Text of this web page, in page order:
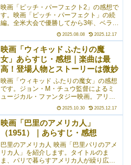
なる
映画「ピッチ・パーフェクト2」の感想で
す。映画「ピッチ・パーフェクト」の続
編。全米大会で優勝してから3年、ベラー
ズ（特に太っちょエイミー）は大きな失
態を犯し、アカペラ国内大会への出場が
禁止されてしまう。そこで、国内大会で
はなく世界大会に出場することにするの
だが――というお話。初っ端からエイミ
ーが下品なやらかしをしているのでまず
「あっ（察し）」が入るんですが、前作
に引き続き、相変わらず下品でした
（笑）。
2025.08.08 2025.12.17
映画「ウィキッド ふたりの魔
女」あらすじ・感想｜楽曲は最
高！登場人物とストーリーは微妙
映画「ウィキッド ふたりの魔女」の感想
です。ジョン・M・チュウ監督によるミ
ュージカル・ファンタジー映画。アリア
ナ・グランデ×シンシア・エリヴォ。キャ
スティングがとにかく良かったです（ア
リアナ大好き！）。ただ、ストーリーと
してはいまいちで、登場人物の誰にもほ
とんど感情移入できないまま終わってし
まいました。残念。緑の肌で生まれたエ
ルファバと、みんなの人気者ガリンダ
（グリンダ）が友情を育んでいく物語。
2025.10.30 2025.12.17
映画「巴里のアメリカ人」
（1951）｜あらすじ・感想
巴里のアメリカ人 映画「巴里パリのアメ
リカ人」を紹介します。タイトルのま
ま、パリで暮らすアメリカ人が繰り広げ